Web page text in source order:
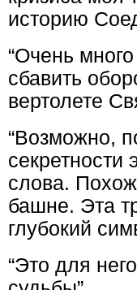
историю
“Очень
сбавить
вертолете
“Возможно,
секретности
слова.
башне. Эта
глубокий
“Это для